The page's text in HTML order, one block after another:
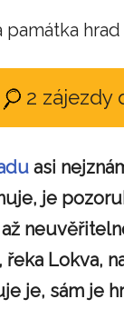
2 zájezdy
asi
je
Lokva,
je, sám je